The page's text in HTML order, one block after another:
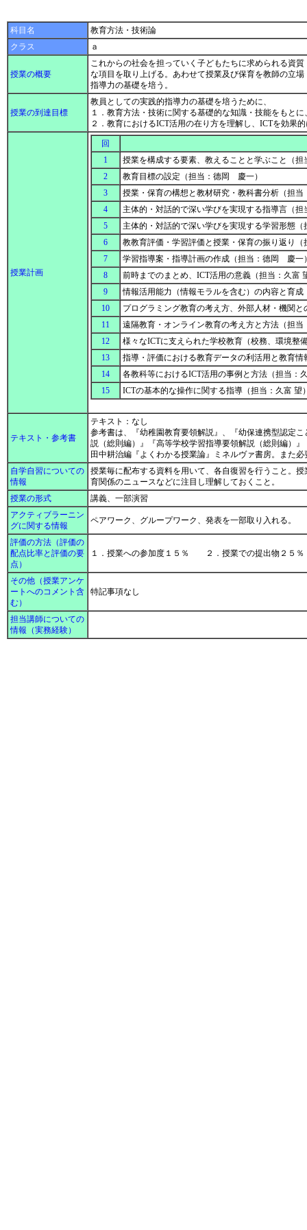
科目名
教育方法・技術論
クラス
ａ
授業の概要
これからの社会を担っていく子どもたちに求められる資
な項目を取り上げる。あわせて授業及び保育を教師の立
指導力の基礎を培う。
授業の到達目標
教員としての実践的指導力の基礎を培うために、
１．教育方法・技術に関する基礎的な知識・技能をもと
２．教育におけるICT活用の在り方を理解し、ICTを効果
授業計画
回
1
授業を構成する要素、教えることと学ぶこと（
2
教育目標の設定（担当：德岡 慶一）
3
授業・保育の構想と教材研究・教科書分析（担
4
主体的・対話的で深い学びを実現する指導言（
5
主体的・対話的で深い学びを実現する学習形態
6
教教育評価・学習評価と授業・保育の振り返り
7
学習指導案・指導計画の作成（担当：德岡 慶一
8
前時までのまとめ、ICT活用の意義（担当：久富
9
情報活用能力（情報モラルを含む）の内容と育
10
プログラミング教育の考え方、外部人材・機関
11
遠隔教育・オンライン教育の考え方と方法（担
12
様々なICTに支えられた学校教育（校務、環境整
13
指導・評価における教育データの利活用と教育
14
各教科等におけるICT活用の事例と方法（担当：
15
ICTの基本的な操作に関する指導（担当：久富 望
テキスト・参考書
テキスト：なし
参考書は、『幼稚園教育要領解説』、『幼保連携型認定
説（総則編）』『高等学校学習指導要領解説（総則編）
田中耕治編『よくわかる授業論』ミネルヴァ書房。また
自学自習についての
情報
授業毎に配布する資料を用いて、各自復習を行うこと。
育関係のニュースなどに注目し理解しておくこと。
授業の形式
講義、一部演習
アクティブラーニン
グに関する情報
ペアワーク、グループワーク、発表を一部取り入れる。
評価の方法（評価の
配点比率と評価の要
点）
１．授業への参加度１５％ ２．授業での提出物２５
その他（授業アンケ
ートへのコメント含
む）
特記事項なし
担当講師についての
情報（実務経験）